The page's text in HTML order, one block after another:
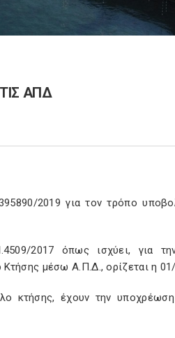
ΑΠΔ
2019 για τον τρόπο
2017 όπως ισχύει, για
μέσω Α.Π.Δ., ορίζεται η
κτήσης, έχουν την